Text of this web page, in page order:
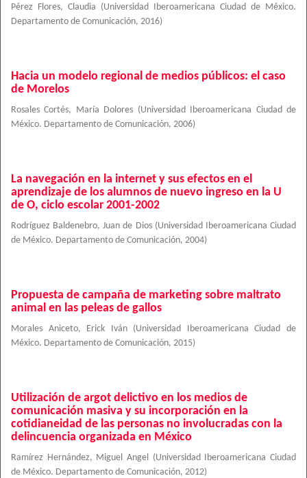
Pérez Flores, Claudia (Universidad Iberoamericana Ciudad de México.
Departamento de Comunicación, 2016)
Hacia un modelo regional de medios públicos: el caso
de Morelos
Rosales Cortés, María Dolores (Universidad Iberoamericana Ciudad de
México. Departamento de Comunicación, 2006)
La navegación en la internet y sus efectos en el
aprendizaje de los alumnos de nuevo ingreso en la U
de O, ciclo escolar 2001-2002
Rodríguez Baldenebro, Juan de Dios (Universidad Iberoamericana Ciudad
de México. Departamento de Comunicación, 2004)
Propuesta de campaña de marketing sobre maltrato
animal en las peleas de gallos
Morales Aniceto, Erick Iván (Universidad Iberoamericana Ciudad de
México. Departamento de Comunicación, 2015)
Utilización de argot delictivo en los medios de
comunicación masiva y su incorporación en la
cotidianeidad de las personas no involucradas con la
delincuencia organizada en México
Ramírez Hernández, Miguel Angel (Universidad Iberoamericana Ciudad
de México. Departamento de Comunicación, 2012)